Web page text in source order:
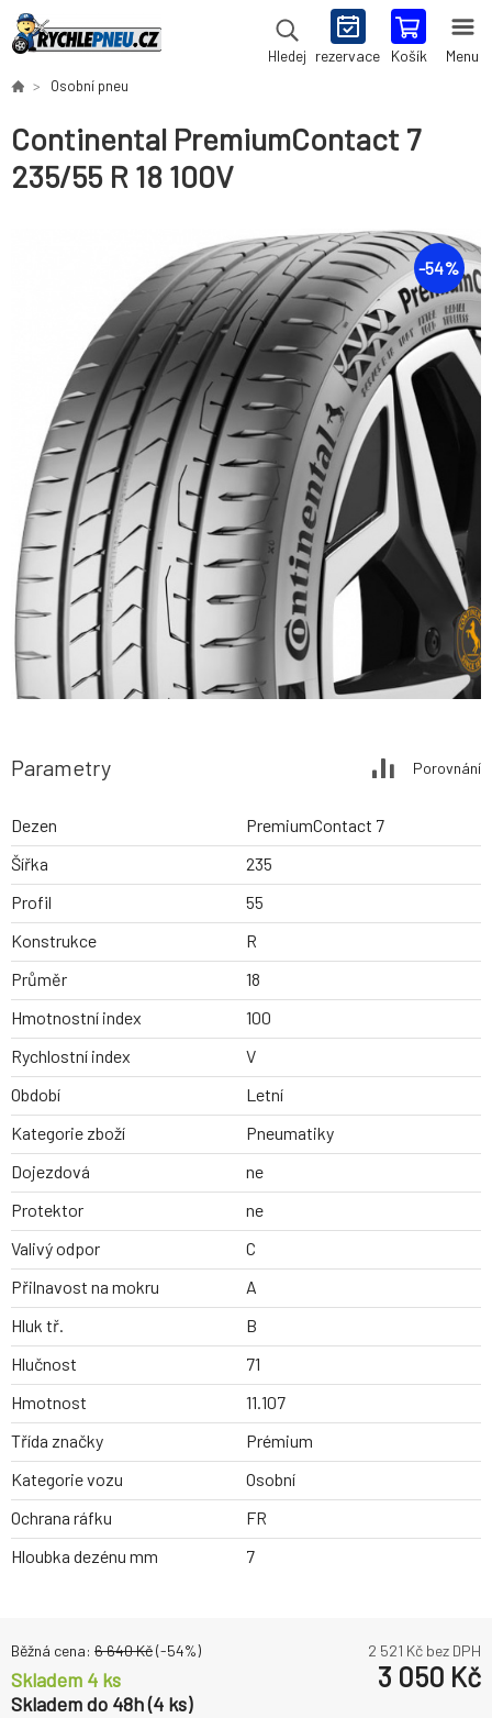
Hledej rezervace Košík Menu
Osobní pneu
Continental PremiumContact 7
235/55 R 18 100V
-54%
Parametry Porovnání
Dezen
PremiumContact 7
Šířka
235
Profil
55
Konstrukce
R
Průměr
18
Hmotnostní index
100
Rychlostní index
V
Období
Letní
Kategorie zboží
Pneumatiky
Dojezdová
ne
Protektor
ne
Valivý odpor
C
Přilnavost na mokru
A
Hluk tř.
B
Hlučnost
71
Hmotnost
11.107
Třída značky
Prémium
Kategorie vozu
Osobní
Ochrana ráfku
FR
Hloubka dezénu mm
7
Běžná cena: 6 640Kč(-54%) 2 521 Kč bez DPH
Skladem 4 ks
Skladem do 48h (4 ks)
3 050 Kč